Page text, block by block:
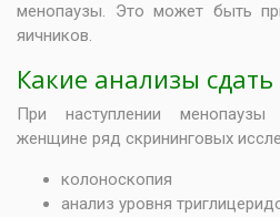
менопаузы. Это может быть
яичников.
Какие анализы
При наступлении менопаузы
женщине ряд скрининговых
колоноскопия
анализ уровня